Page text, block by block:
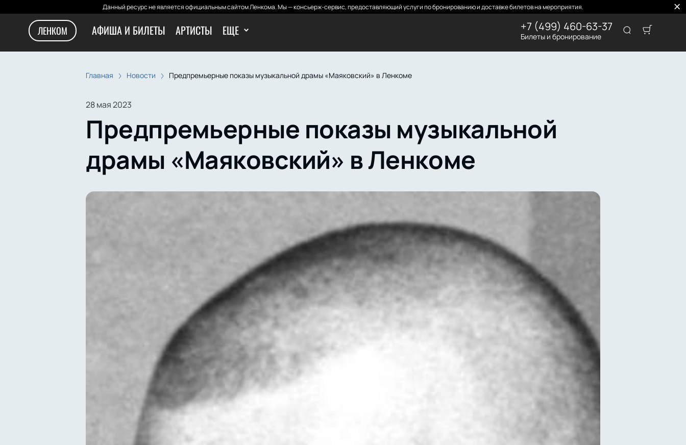
Данный ресурс не является официальным сайтом Ленкома. Мы — консьерж-сервис, предоставляющий услуги по бронированию и доставке билетов на мероприятия.
ЛЕНКОМ АФИША И БИЛЕТЫ АРТИСТЫ ЕЩЕ +7 (499) 460-63-37
Билеты и бронирование
Главная Новости Предпремьерные показы музыкальной драмы «Маяковский» в Ленкоме
28 мая 2023
Предпремьерные показы музыкальной
драмы «Маяковский» в Ленкоме